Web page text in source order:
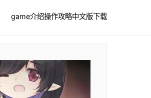
game介绍操作攻略中文版下载